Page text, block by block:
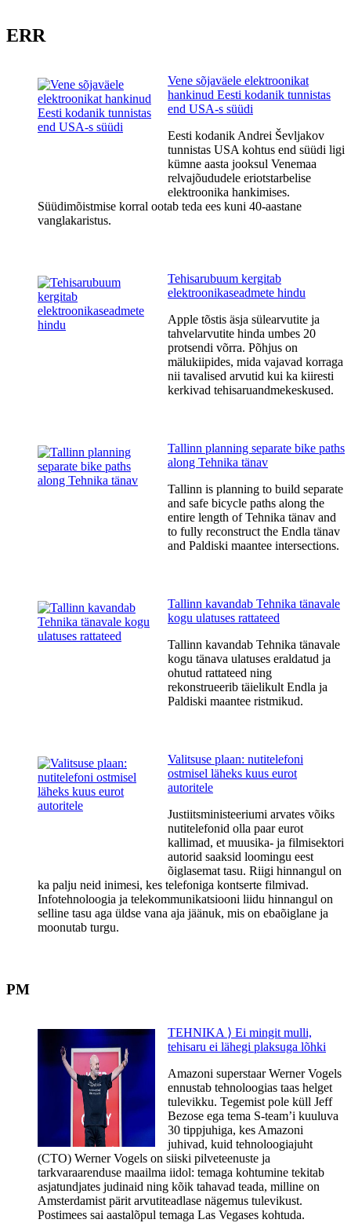
ERR
Vene sõjaväele elektroonikat
hankinud Eesti kodanik tunnistas
end USA-s süüdi
Eesti kodanik Andrei Ševljakov
tunnistas USA kohtus end süüdi ligi
kümne aasta jooksul Venemaa
relvajõududele eriotstarbelise
elektroonika hankimises.
Süüdimõistmise korral ootab teda ees kuni 40-aastane
vanglakaristus.
Tehisarubuum kergitab
elektroonikaseadmete hindu
Apple tõstis äsja sülearvutite ja
tahvelarvutite hinda umbes 20
protsendi võrra. Põhjus on
mälukiipides, mida vajavad korraga
nii tavalised arvutid kui ka kiiresti
kerkivad tehisaruandmekeskused.
Tallinn planning separate bike paths
along Tehnika tänav
Tallinn is planning to build separate
and safe bicycle paths along the
entire length of Tehnika tänav and
to fully reconstruct the Endla tänav
and Paldiski maantee intersections.
Tallinn kavandab Tehnika tänavale
kogu ulatuses rattateed
Tallinn kavandab Tehnika tänavale
kogu tänava ulatuses eraldatud ja
ohutud rattateed ning
rekonstrueerib täielikult Endla ja
Paldiski maantee ristmikud.
Valitsuse plaan: nutitelefoni
ostmisel läheks kuus eurot
autoritele
Justiitsministeeriumi arvates võiks
nutitelefonid olla paar eurot
kallimad, et muusika- ja filmisektori
autorid saaksid loomingu eest
õiglasemat tasu. Riigi hinnangul on
ka palju neid inimesi, kes telefoniga kontserte filmivad.
Infotehnoloogia ja telekommunikatsiooni liidu hinnangul on
selline tasu aga üldse vana aja jäänuk, mis on ebaõiglane ja
moonutab turgu.
PM
TEHNIKA ⟩ Ei mingit mulli,
tehisaru ei lähegi plaksuga lõhki
Amazoni superstaar Werner Vogels
ennustab tehnoloogias taas helget
tulevikku​. ​Tegemist pole küll Jeff
Bezose ega tema S-team’i kuuluva
30 tippjuhiga, kes Amazoni
juhivad, kuid tehnoloogiajuht
(CTO) Werner Vogels on siiski pilveteenuste ja
tarkvaraarenduse maailma iidol: temaga kohtumine tekitab
asjatundjates judinaid ning kõik tahavad teada, milline on
Amsterdamist pärit arvutiteadlase nägemus tulevikust.
Postimees sai aastalõpul temaga Las Vegases kohtuda.